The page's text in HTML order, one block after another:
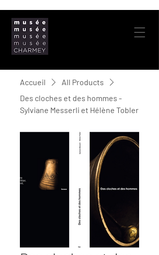
Accueil
All Products
Des cloches et des hommes -
Sylviane Messerli et Hélène Tobler